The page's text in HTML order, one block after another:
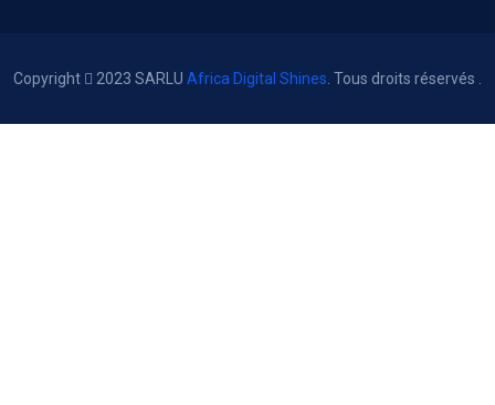
Copyright 2023 SARLU Africa Digital Shines . Tous droits réservés .